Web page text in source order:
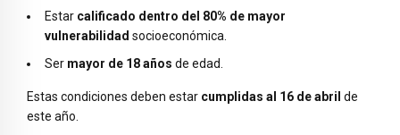
Estar calificado dentro del 80% de mayor
vulnerabilidad socioeconómica.
Ser mayor de 18 años de edad.
Estas condiciones deben estar cumplidas al 16 de abril de
este año.